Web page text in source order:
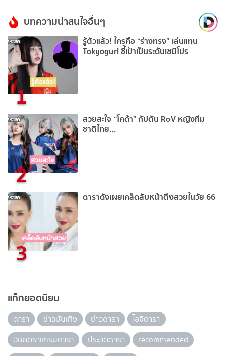
บทความน่าสนใจอื่นๆ
1
รู้ตัวแล้ว! ใครคือ “ร่างทรง” เล่นแทน
Tokyogurl ชี้เป้าเป็นระดับเซมิโปร
2
สวยสะใจ “โคด้า” กัปตัน RoV หญิงทีม
ชาติไทย...
3
ดาราดังเผยเคล็ดลับหน้าตึงสวยในวัย 66
แท็กยอดนิยม
ดารา ข่าวบันเทิง ข่าวดารา
ไอจีดารา
อินสตราแกรมดารา
ประวัติดารา
recommended